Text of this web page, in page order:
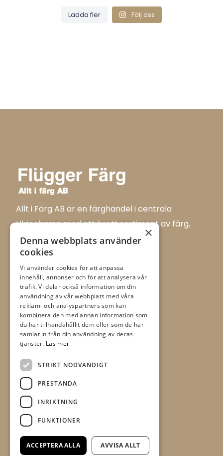
Ladda fler Följ oss
Allt i Färg AB är en färghandel i centrala
Ulricehamn med ett brett sortiment av färg,
tapet och tillbehör.
Flügger Färg, Allt i Färg
Boråsvägen 17 D
523 44 Ulricehamn
aif@timmelemaleri.se
0321 - 148 72
Öppettider
Mån-fre 09.00-18.00
Lörd 09.00-13.00
Sön Stängt
×
Denna webbplats använder
cookies
Vi använder cookies för att anpassa
innehåll, annonser och för att analysera vår
trafik. Vi delar också information om din
användning av vår webbplats med våra
reklam- och analyspartners som kan
kombinera den med annan information som
du har tillhandahållit dem eller som de har
samlat in från din användning av deras
tjänster. Läs mer
STRIKT NÖDVÄNDIGT
PRESTANDA
INRIKTNING
FUNKTIONER
ACCEPTERA ALLA AVVISA ALLT